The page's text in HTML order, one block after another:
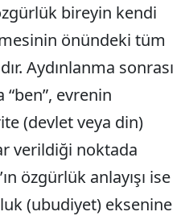
bireyin kendi
önündeki tüm
Aydınlanma sonrası
“ben”, evrenin
(devlet veya din)
verildiği noktada
özgürlük anlayışı ise
(ubudiyet) eksenine